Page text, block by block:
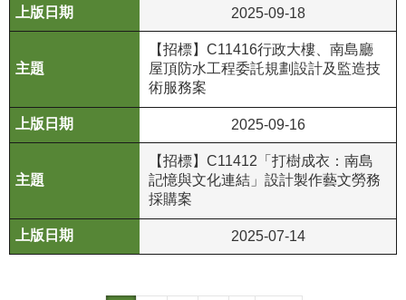
2025-09-18
【招標】C11416行政大樓、南島廳
屋頂防水工程委託規劃設計及監造技
術服務案
2025-09-16
【招標】C11412「打樹成衣：南島
記憶與文化連結」設計製作藝文勞務
採購案
2025-07-14